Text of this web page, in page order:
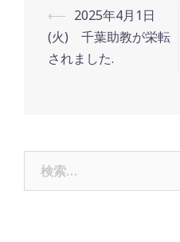
Post
navigation
⟵ 2025年4月1日
(火) 千葉助教が栄転
されました.